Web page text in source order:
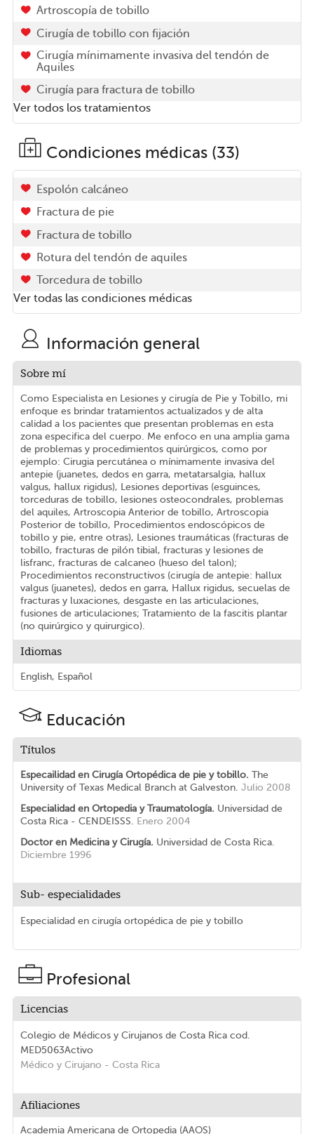
Artroscopía de tobillo
Cirugía de tobillo con fijación
Cirugía mínimamente invasiva del tendón de
Aquiles
Cirugía para fractura de tobillo
Ver todos los tratamientos
Condiciones médicas (33)
Espolón calcáneo
Fractura de pie
Fractura de tobillo
Rotura del tendón de aquiles
Torcedura de tobillo
Ver todas las condiciones médicas
Información general
Sobre mí
Como Especialista en Lesiones y cirugía de Pie y Tobillo, mi
enfoque es brindar tratamientos actualizados y de alta
calidad a los pacientes que presentan problemas en esta
zona especifica del cuerpo. Me enfoco en una amplia gama
de problemas y procedimientos quirúrgicos, como por
ejemplo: Cirugia percutánea o mínimamente invasiva del
antepie (juanetes, dedos en garra, metatarsalgia, hallux
valgus, hallux rigidus), Lesiones deportivas (esguinces,
torceduras de tobillo, lesiones osteocondrales, problemas
del aquiles, Artroscopia Anterior de tobillo, Artroscopia
Posterior de tobillo, Procedimientos endoscópicos de
tobillo y pie, entre otras), Lesiones traumáticas (fracturas de
tobillo, fracturas de pilón tibial, fracturas y lesiones de
lisfranc, fracturas de calcaneo (hueso del talon);
Procedimientos reconstructivos (cirugía de antepie: hallux
valgus (juanetes), dedos en garra, Hallux rigidus, secuelas de
fracturas y luxaciones, desgaste en las articulaciones,
fusiones de articulaciones; Tratamiento de la fascitis plantar
(no quirúrgico y quirurgico).
Idiomas
English, Español
Educación
Títulos
Especailidad en Cirugía Ortopédica de pie y tobillo. The
University of Texas Medical Branch at Galveston. Julio 2008
Especialidad en Ortopedia y Traumatología. Universidad de
Costa Rica - CENDEISSS.
Enero 2004
Doctor en Medicina y Cirugía. Universidad de Costa Rica.
Diciembre 1996
Sub- especialidades
Especialidad en cirugía ortopédica de pie y tobillo
Profesional
Licencias
Colegio de Médicos y Cirujanos de Costa Rica cod.
MED5063Activo
Médico y Cirujano - Costa Rica
Afiliaciones
Academia Americana de Ortopedia (AAOS)